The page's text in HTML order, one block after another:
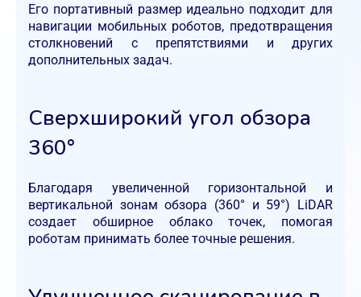
Его портативный размер идеально подходит для
навигации мобильных роботов, предотвращения
столкновений с препятствиями и других
дополнительных задач.
Сверхширокий угол обзора
360°
Благодаря увеличенной горизонтальной и
вертикальной зонам обзора (360° и 59°) LiDAR
создает обширное облако точек, помогая
роботам принимать более точные решения.